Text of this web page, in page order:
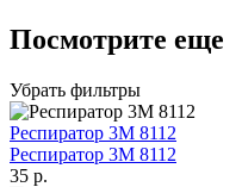
Посмотрите еще
Убрать фильтры
Респиратор 3M 8112
Респиратор 3M 8112
35 р.